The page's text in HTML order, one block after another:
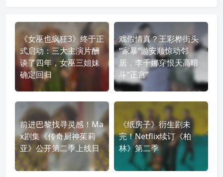
《女巫也疯狂3》终于正
式启动：三大主演片酬
谈了四年，女巫三姐妹
确定回归
戏假情真？王彩桦街头
“家暴”游安顺惊动邻
居，李千娜穿恨天高暗
斗“正宫”
前进巴黎找寻灵感！Ma
x剧集《传奇厨神茱莉
亚》公开第二季上线日
《纸房子》衍生剧未
完！Netflix续订《柏
林》第二季